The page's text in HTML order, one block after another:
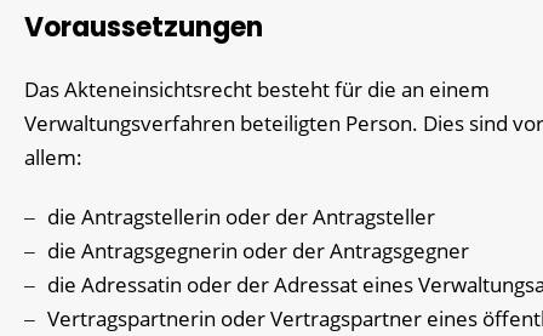
Voraussetzungen
Das Akteneinsichtsrecht besteht für die an einem
Verwaltungsverfahren beteiligten Person. Dies sind vor
allem:
die Antragstellerin oder der Antragsteller
die Antragsgegnerin oder der Antragsgegner
die Adressatin oder der Adressat eines
Vertragspartnerin oder Vertragspartner eines